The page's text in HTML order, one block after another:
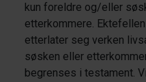
kun foreldre og/eller
etterkommere.
etterlater seg verken
søsken eller
begrenses i testament.